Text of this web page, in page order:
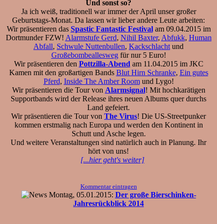
Und sonst so?
Ja ich weiß, traditionell war immer der April unser großer
Geburtstags-Monat. Da lassen wir lieber andere Leute arbeiten:
Wir präsentieren das Spastic Fantastic Festivalam 09.04.2015 im
Dortmunder FZW! Alarmstufe Gerd, Nihil Baxter, Abfukk, Human
Abfall, Schwule Nuttenbullen, Kackschlacht und
Großebombealleswegfür nur 5 Euro!
Wir präsentieren den Pottzilla-Abend am 11.04.2015 im JKC
Kamen mit den großartigen Bands Blut Hirn Schranke, Ein gutes
Pferd, Inside The Amber Roomund Lygo!
Wir präsentieren die Tour von Alarmsignal! Mit hochkarätigen
Supportbands wird der Release ihres neuen Albums quer durchs
Land gefeiert.
Wir präsentieren die Tour von The Virus! Die US-Streetpunker
kommen erstmalig nach Europa und werden den Kontinent in
Schutt und Asche legen.
Und weitere Veranstaltungen sind natürlich auch in Planung. Ihr
hört von uns!
[...hier geht's weiter]
Kommentar eintragen
Montag, 05.01.2015: Der große Bierschinken-
Jahresrückblick 2014